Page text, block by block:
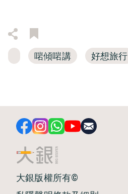
啱傾啱講 好想旅行
大銀版權所有©